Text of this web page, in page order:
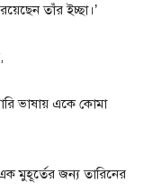
তাঁর ইচ্ছা।’
ভাষায় একে কোমা
মুহূর্তের জন্য তারিনের